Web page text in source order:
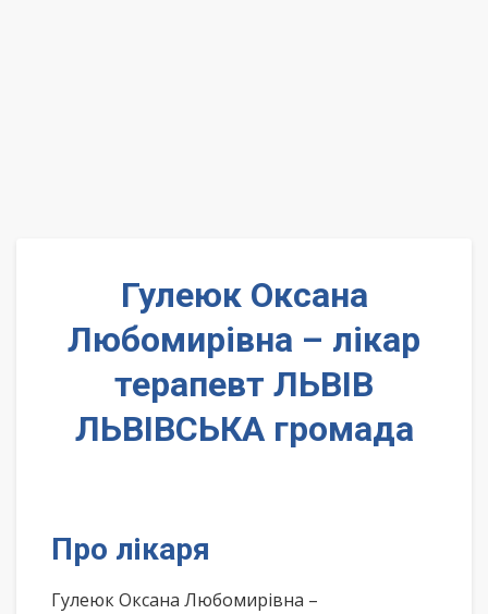
Гулеюк Оксана
Любомирівна – лікар
терапевт ЛЬВІВ
ЛЬВІВСЬКА громада
Про лікаря
Гулеюк Оксана Любомирівна –